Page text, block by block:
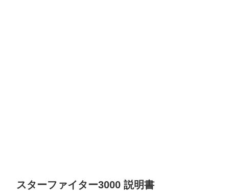
スターファイター3000 説明書